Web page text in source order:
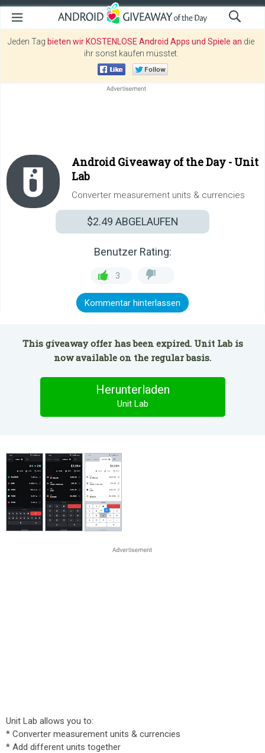
Jeden Tag bieten wir KOSTENLOSE Android Apps und Spiele an die
ihr sonst kaufen müsstet.
Android Giveaway of the Day - Unit
Lab
Converter measurement units & currencies
$2.49 ABGELAUFEN
Benutzer Rating:
3
Kommentar hinterlassen
This giveaway offer has been expired. Unit Lab is
now available on the regular basis.
Herunterladen
Unit Lab
Unit Lab allows you to:
* Converter measurement units & currencies
* Add different units together